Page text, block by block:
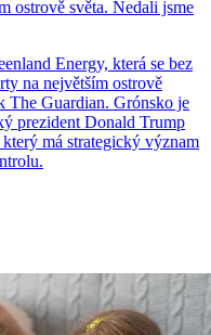
ostrově světa. Nedali jsme
Energy, která se bez
na největším ostrově
The Guardian. Grónsko je
prezident Donald Trump
má strategický význam